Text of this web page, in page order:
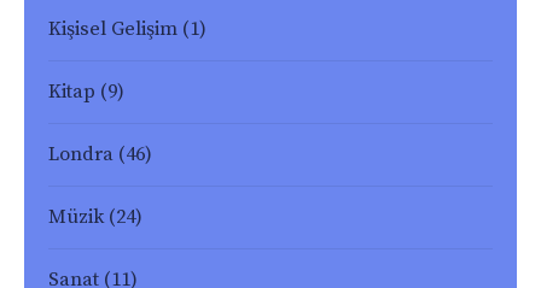
Kişisel Gelişim (1)
Kitap (9)
Londra (46)
Müzik(24)
Sanat (11)